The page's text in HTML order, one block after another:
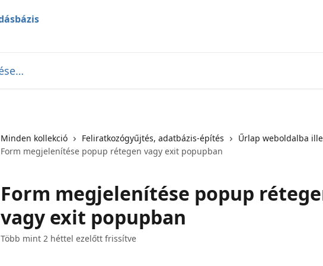
Minden kollekció Feliratkozógyűjtés, adatbázis-építés
Űrlap weboldalba
Form megjelenítése popup rétegen vagy exit popupban
Form megjelenítése popup
vagy exit popupban
Több mint 2 héttel ezelőtt frissítve